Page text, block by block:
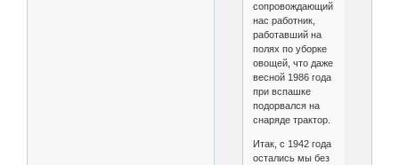
сопровождающий
нас работник,
работавший на
полях по уборке
овощей, что даже
весной 1986 года
при вспашке
подорвался на
снаряде трактор.
Итак, с 1942 года
остались мы без